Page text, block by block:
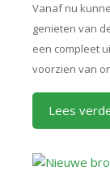
Vanaf nu
genieten van
een compleet
voorzien van
Lees